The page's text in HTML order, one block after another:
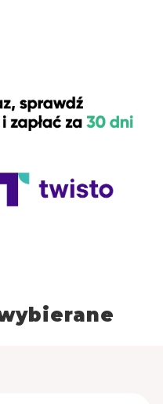
górna pokrywa
stali nierdzewnej.
Zanussi o mocy
R290a
300C i
jest prądem o
sterownik z
Urządzenie